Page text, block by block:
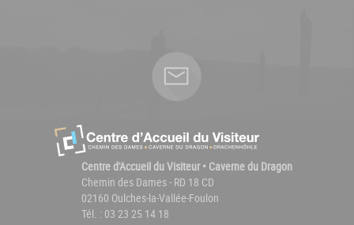
Centre d'Accueil du Visiteur • Caverne du Dragon
Chemin des Dames - RD 18 CD
02160 Oulches-la-Vallée-Foulon
Tél. : 03 23 25 14 18